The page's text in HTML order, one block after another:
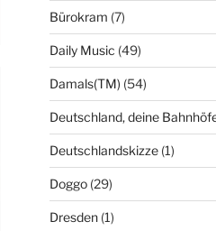
Bürokram (7)
Daily Music (49)
Damals(TM) (54)
Deutschland, deine
Deutschlandskizze(1)
Doggo(29)
Dresden(1)